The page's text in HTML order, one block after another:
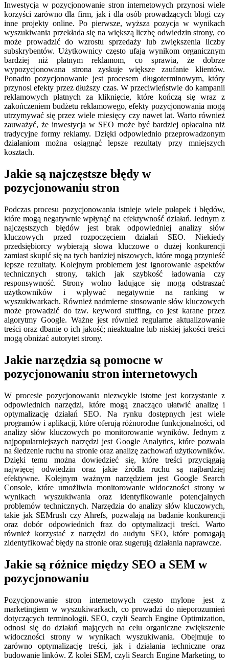
Inwestycja w pozycjonowanie stron internetowych przynosi wiele
korzyści zarówno dla firm, jak i dla osób prowadzących blogi czy
inne projekty online. Po pierwsze, wyższa pozycja w wynikach
wyszukiwania przekłada się na większą liczbę odwiedzin strony, co
może prowadzić do wzrostu sprzedaży lub zwiększenia liczby
subskrybentów. Użytkownicy często ufają wynikom organicznym
bardziej niż płatnym reklamom, co sprawia, że dobrze
wypozycjonowana strona zyskuje większe zaufanie klientów.
Ponadto pozycjonowanie jest procesem długoterminowym, który
przynosi efekty przez dłuższy czas. W przeciwieństwie do kampanii
reklamowych płatnych za kliknięcie, które kończą się wraz z
zakończeniem budżetu reklamowego, efekty pozycjonowania mogą
utrzymywać się przez wiele miesięcy czy nawet lat. Warto również
zauważyć, że inwestycja w SEO może być bardziej opłacalna niż
tradycyjne formy reklamy. Dzięki odpowiednio przeprowadzonym
działaniom można osiągnąć lepsze rezultaty przy mniejszych
kosztach.
Jakie są najczęstsze błędy w
pozycjonowaniu stron
Podczas procesu pozycjonowania istnieje wiele pułapek i błędów,
które mogą negatywnie wpłynąć na efektywność działań. Jednym z
najczęstszych błędów jest brak odpowiedniej analizy słów
kluczowych przed rozpoczęciem działań SEO. Niekiedy
przedsiębiorcy wybierają słowa kluczowe o dużej konkurencji
zamiast skupić się na tych bardziej niszowych, które mogą przynieść
lepsze rezultaty. Kolejnym problemem jest ignorowanie aspektów
technicznych strony, takich jak szybkość ładowania czy
responsywność. Strony wolno ładujące się mogą odstraszać
użytkowników i wpływać negatywnie na ranking w
wyszukiwarkach. Również nadmierne stosowanie słów kluczowych
może prowadzić do tzw. keyword stuffing, co jest karane przez
algorytmy Google. Ważne jest również regularne aktualizowanie
treści oraz dbanie o ich jakość; nieaktualne lub niskiej jakości treści
mogą obniżać autorytet strony.
Jakie narzędzia są pomocne w
pozycjonowaniu stron internetowych
W procesie pozycjonowania niezwykle istotne jest korzystanie z
odpowiednich narzędzi, które mogą znacząco ułatwić analizę i
optymalizację działań SEO. Na rynku dostępnych jest wiele
programów i aplikacji, które oferują różnorodne funkcjonalności, od
analizy słów kluczowych po monitorowanie wyników. Jednym z
najpopularniejszych narzędzi jest Google Analytics, które pozwala
na śledzenie ruchu na stronie oraz analizę zachowań użytkowników.
Dzięki temu można dowiedzieć się, które treści przyciągają
najwięcej odwiedzin oraz jakie źródła ruchu są najbardziej
efektywne. Kolejnym ważnym narzędziem jest Google Search
Console, które umożliwia monitorowanie widoczności strony w
wynikach wyszukiwania oraz identyfikowanie potencjalnych
problemów technicznych. Narzędzia do analizy słów kluczowych,
takie jak SEMrush czy Ahrefs, pozwalają na badanie konkurencji
oraz dobór odpowiednich fraz do optymalizacji treści. Warto
również korzystać z narzędzi do audytu SEO, które pomagają
zidentyfikować błędy na stronie oraz sugerują działania naprawcze.
Jakie są różnice między SEO a SEM w
pozycjonowaniu
Pozycjonowanie stron internetowych często mylone jest z
marketingiem w wyszukiwarkach, co prowadzi do nieporozumień
dotyczących terminologii. SEO, czyli Search Engine Optimization,
odnosi się do działań mających na celu organiczne zwiększenie
widoczności strony w wynikach wyszukiwania. Obejmuje to
zarówno optymalizację treści, jak i działania techniczne oraz
budowanie linków. Z kolei SEM, czyli Search Engine Marketing, to